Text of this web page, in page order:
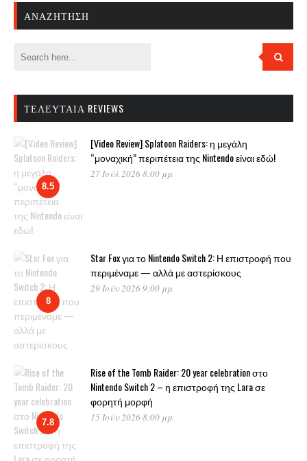
ΑΝΑΖΉΤΗΣΗ
ΤΕΛΕΥΤΑΊΑ REVIEWS
8.5
[Video Review] Splatoon Raiders: η μεγάλη
“μοναχική” περιπέτεια της Nintendo είναι εδώ!
27 Ιούλ 2026 8:00 μμ
8
Star Fox για το Nintendo Switch 2: Η επιστροφή που
περιμέναμε — αλλά με αστερίσκους
29 Ιούν 2026 9:00 μμ
7.8
Rise of the Tomb Raider: 20 year celebration στο
Nintendo Switch 2 – η επιστροφή της Lara σε
φορητή μορφή
15 Ιούν 2026 8:00 μμ